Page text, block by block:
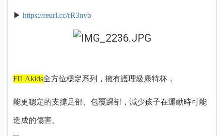
▶ https://reurl.cc/rR3nvb
FILAkids全方位穩定系列，擁有護理級康特杯，
能更穩定的支撐足部、包覆踝部，減少孩子在運動時可能
造成的傷害。